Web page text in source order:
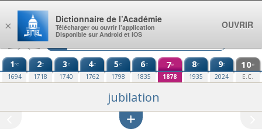
Aller au contenu
1re
1694
2e
1718
3e
1740
4e
1762
5e
1798
6e
1835
7e
1878
8e
1935
9e
2024
10e
E.C.
jubilation
×
Dictionnaire de l’Académie
Télécharger ou ouvrir l’application
Disponible sur Android et iOS
OUVRIR